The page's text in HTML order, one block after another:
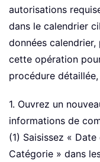
autorisations
dans le calendrier
données
cette opération
procédure
1. Ouvrez un
informations de
(1) Saisissez «
Catégorie » dans